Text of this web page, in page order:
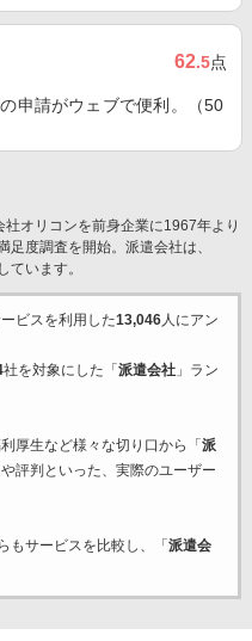
62.5点
申請がウェブで便利。（50
オリコンを前身企業に1967年より
度調査を開始。派遣会社は、
ています。
ビスを利用した13,046人にアン
社を対象にした「 派遣会社」ラン
厚生など様々な切り口から「 派
評判といった、実際のユーザー
もサービスを比較し、「 派遣会